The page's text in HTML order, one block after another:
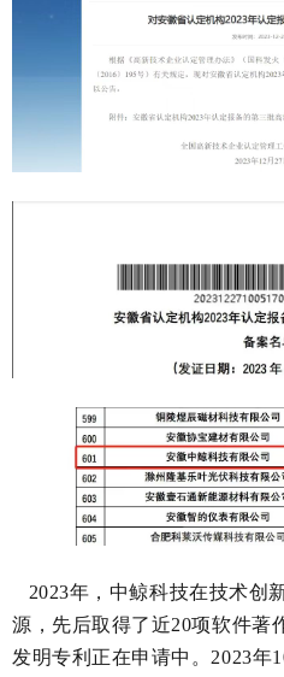
2023年，中鲸科技在技术创
源，先后取得了近20项软件著
发明专利正在申请中。2023年